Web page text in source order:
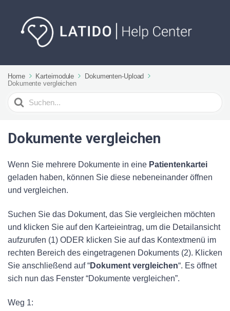
Home Karteimodule
Dokumenten-Upload
Dokumente vergleichen
Suchen
nach
Dokumente vergleichen
Wenn Sie mehrere Dokumente in eine Patientenkartei
geladen haben, können Sie diese nebeneinander öffnen
und vergleichen.
Suchen Sie das Dokument, das Sie vergleichen möchten
und klicken Sie auf den Karteieintrag, um die Detailansicht
aufzurufen (1) ODER klicken Sie auf das Kontextmenü im
rechten Bereich des eingetragenen Dokuments (2). Klicken
Sie anschließend auf “Dokument vergleichen“. Es öffnet
sich nun das Fenster “Dokumente vergleichen”.
Weg 1: